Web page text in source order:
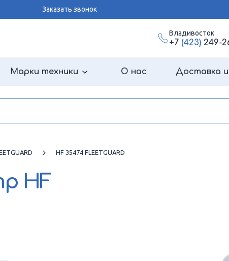
Заказать звонок
Владивосток
+7 (423)249-
Марки техники О нас Доставка
HF 35474 FLEETGUARD
HF